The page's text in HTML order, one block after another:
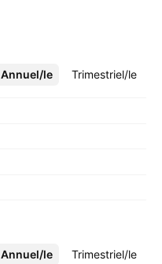
Annuel/le Trimestriel/le
Plus
Annuel/le Trimestriel/le
Plus